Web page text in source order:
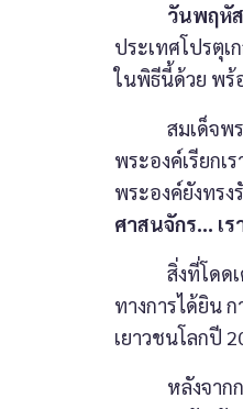
วันพฤหัสบดี
ประเทศโปรตุเ
ในพิธีนี้ด้วย พร้
สมเด็จพระสั
พระองค์เรียกเ
พระองค์ยังทรง
ศาสนจักร… เร
สิ่งที่โดดเด่น
ทางการได้ยิน
เยาวชนโลกปี
หลังจากการ